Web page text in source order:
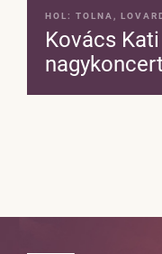
HOL: TOLNA,
Kovács
nagykoncert